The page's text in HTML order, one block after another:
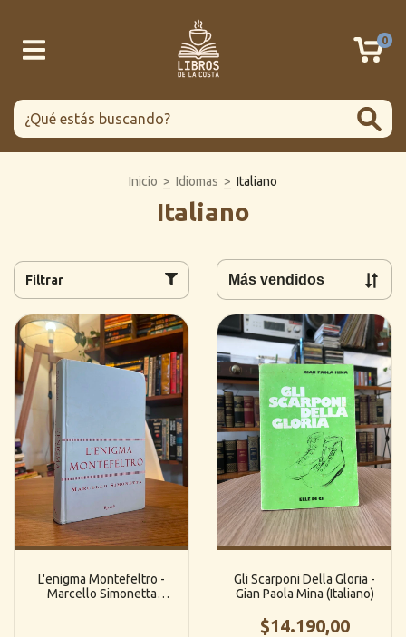
0
Inicio > Idiomas > Italiano
Italiano
Filtrar
L'enigma Montefeltro -
Marcello Simonetta
Gli Scarponi Della Gloria -
Gian Paola Mina (Italiano)
$14.190,00